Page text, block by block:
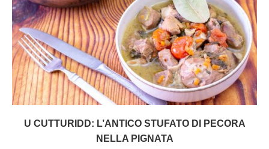
U CUTTURIDD: L’ANTICO STUFATO DI PECORA
NELLA PIGNATA